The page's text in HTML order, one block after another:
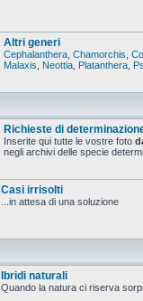
Altri generi
Cephalanthera Chamorchis
Malaxis
Neottia Platanthera
Richieste di
Inserite qui tutte le vostre foto
negli archivi delle specie
Casi irrisolti
...in attesa di una soluzione
Ibridi naturali
Quando la natura ci riserva